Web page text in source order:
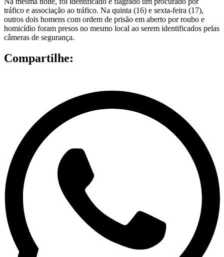
tráfico e associação ao tráfico. Na quinta (16) e sexta-feira (17),
outros dois homens com ordem de prisão em aberto por roubo e
homicídio foram presos no mesmo local ao serem identificados pelas
câmeras de segurança.
Compartilhe: